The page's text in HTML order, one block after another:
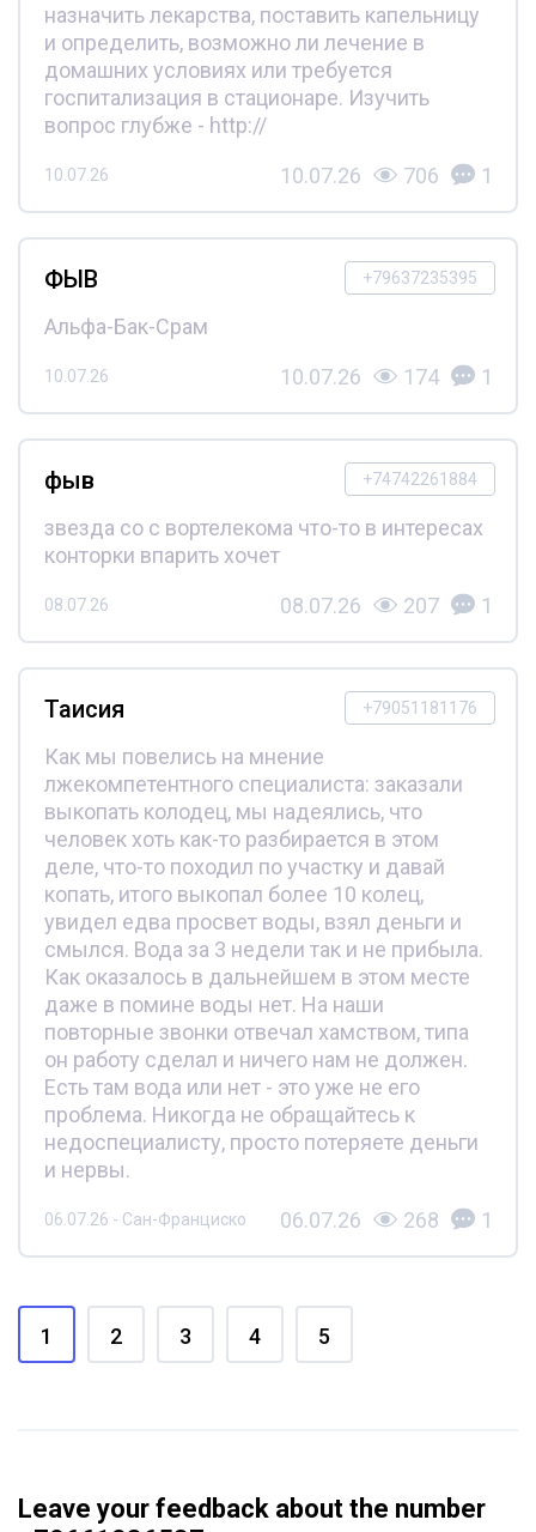
назначить лекарства, поставить капельницу
и определить, возможно ли лечение в
домашних условиях или требуется
госпитализация в стационаре. Изучить
вопрос глубже - http://
10.07.26 10.07.26 706 1
+79637235395
ФЫВ
Альфа-Бак-Срам
10.07.26 10.07.26 174 1
+74742261884
фыв
звезда со с вортелекома что-то в интересах
конторки впарить хочет
08.07.26 08.07.26 207 1
+79051181176
Таисия
Как мы повелись на мнение
лжекомпетентного специалиста: заказали
выкопать колодец, мы надеялись, что
человек хоть как-то разбирается в этом
деле, что-то походил по участку и давай
копать, итого выкопал более 10 колец,
увидел едва просвет воды, взял деньги и
смылся. Вода за 3 недели так и не прибыла.
Как оказалось в дальнейшем в этом месте
даже в помине воды нет. На наши
повторные звонки отвечал хамством, типа
он работу сделал и ничего нам не должен.
Есть там вода или нет - это уже не его
проблема. Никогда не обращайтесь к
недоспециалисту, просто потеряете деньги
и нервы.
06.07.26 - Сан-Франциско 06.07.26 268 1
1 2 3 4 5
Leave your feedback about the number